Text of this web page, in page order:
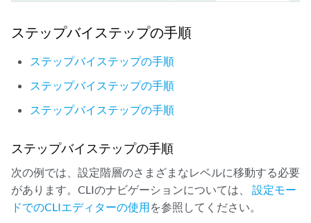
set routing-instances foo route-distinguisher 10.255.183.57:1
set routing-instances foo protocols l2vpn encapsulation-type
set routing-instances foo protocols l2vpn site foo site-identifier 1
set routing-instances foo protocols l2vpn site foo site-preference
set protocols isis level 2 wide-metrics-only
set protocols isis interface all point-to-point
set protocols isis interface all level 2 metric 10
set protocols isis interface fxp0.0 disable
set protocols ldp interface all
set policy-options policy-statement lb then load-balance per-packet
set routing-options traceoptions flag normal
set routing-options autonomous-system 100
set routing-options forwarding-table export lb
set routing-instances foo instance-type l2vpn
ステップバイステップの手順
ステップバイステップの手順
ステップバイステップの手順
ステップバイステップの手順
ステップバイステップの手順
次の例では、設定階層のさまざまなレベルに移動する必要
があります。CLIのナビゲーションについては、 設定モー
ドでのCLIエディターの使用を参照してください。